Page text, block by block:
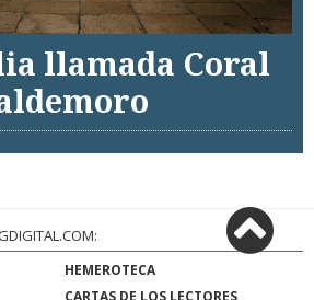
llamada Coral
HEMEROTECA